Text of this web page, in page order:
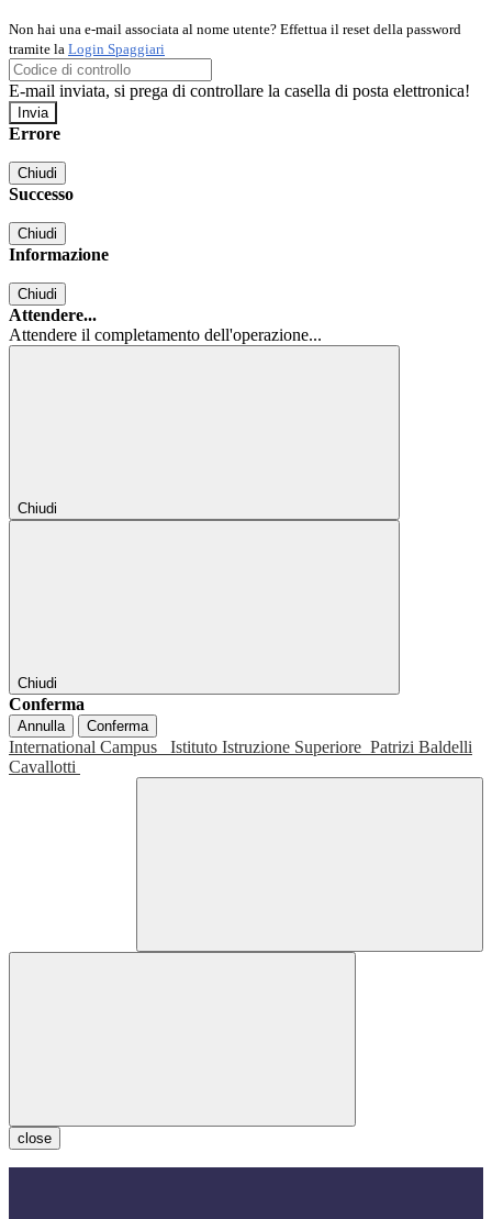
Non hai una e-mail associata al nome utente? Effettua il reset della password
tramite la Login Spaggiari
E-mail inviata, si prega di controllare la casella di posta elettronica!
Errore
Chiudi
Successo
Chiudi
Informazione
Chiudi
Attendere...
Attendere il completamento dell'operazione...
Chiudi
Chiudi
Conferma
Annulla Conferma
International Campus Istituto Istruzione Superiore Patrizi Baldelli
Cavallotti
close